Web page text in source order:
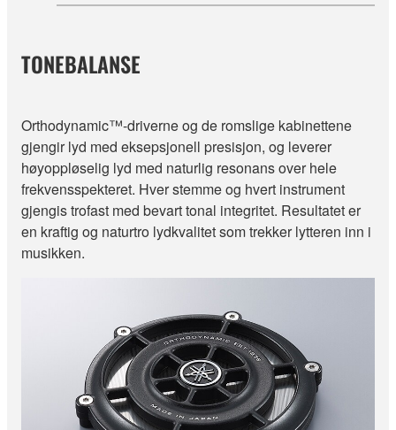
TONEBALANSE
Orthodynamic™-driverne og de romslige kabinettene
gjengir lyd med eksepsjonell presisjon, og leverer
høyoppløselig lyd med naturlig resonans over hele
frekvensspekteret. Hver stemme og hvert instrument
gjengis trofast med bevart tonal integritet. Resultatet er
en kraftig og naturtro lydkvalitet som trekker lytteren inn i
musikken.